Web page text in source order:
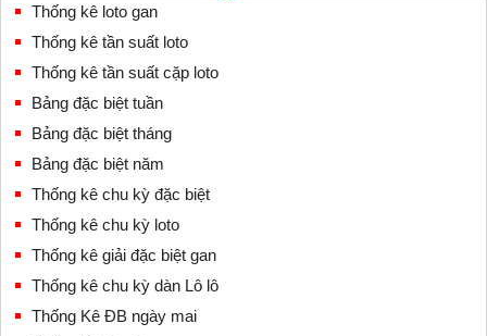
Thống kê loto gan
Thống kê tần suất loto
Thống kê tần suất cặp loto
Bảng đặc biệt tuần
Bảng đặc biệt tháng
Bảng đặc biệt năm
Thống kê chu kỳ đặc biệt
Thống kê chu kỳ loto
Thống kê giải đặc biệt gan
Thống kê chu kỳ dàn Lô lô
Thống Kê ĐB ngày mai